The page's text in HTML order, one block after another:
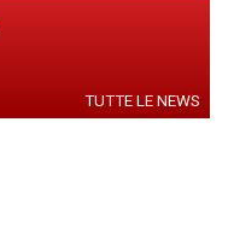
TUTTE LE NEWS